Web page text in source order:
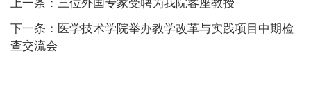
上一条：三位外国专家受聘为我院客座教授
下一条：医学技术学院举办教学改革与实践项目中期检
查交流会